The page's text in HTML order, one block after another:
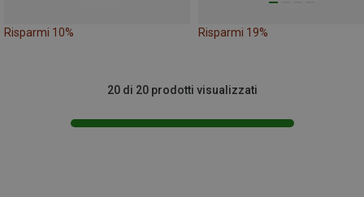
Risparmi 10% Risparmi 19%
20 di 20 prodotti visualizzati